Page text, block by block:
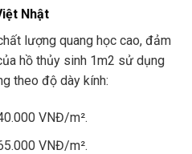
Nhật
lượng quang học cao, đảm
hồ thủy sinh 1m2 sử dụng
theo độ dày kính:
VNĐ/m².
VNĐ/m².